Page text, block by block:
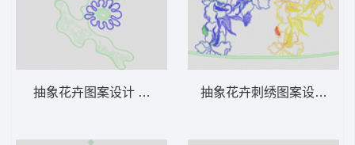
抽象花卉图案设计 线条向日葵抽象花卉刺绣图案设计 裙